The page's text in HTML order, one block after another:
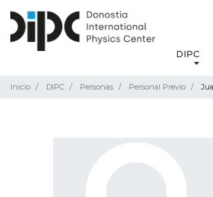
DIPC
Inicio DIPC Personas Personal Previo